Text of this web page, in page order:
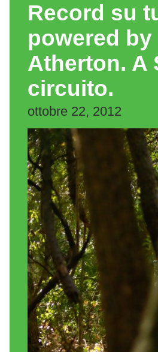
Record su
powered by
Atherton. A
circuito.
ottobre 22, 2012